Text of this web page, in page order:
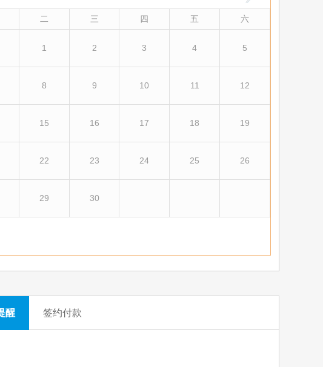
二 三 四 五 六
1 2 3 4 5
8 9 10 11 12
15 16 17 18 19
22 23 24 25 26
29 30
醒 签约付款